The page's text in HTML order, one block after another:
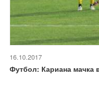
16.10.2017
Футбол: Кариана мачка